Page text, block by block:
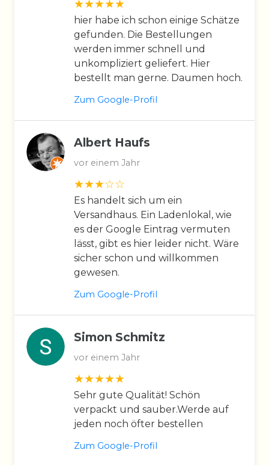
hier habe ich schon einige Schätze
gefunden. Die Bestellungen
werden immer schnell und
unkompliziert geliefert. Hier
bestellt man gerne. Daumen hoch.
Zum Google-Profil
Albert Haufs
vor einem Jahr
Es handelt sich um ein
Versandhaus. Ein Ladenlokal, wie
es der Google Eintrag vermuten
lässt, gibt es hier leider nicht. Wäre
sicher schon und willkommen
gewesen.
Zum Google-Profil
Simon Schmitz
vor einem Jahr
Sehr gute Qualität! Schön
verpackt und sauber.Werde auf
jeden noch öfter bestellen
Zum Google-Profil